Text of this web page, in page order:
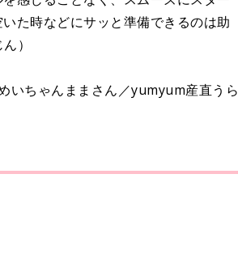
た時などにサッと準備できるのは助
）
いちゃんままさん／yumyum産直うら